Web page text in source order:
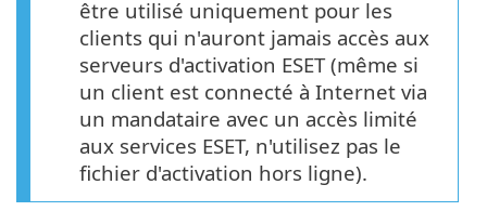
être utilisé uniquement pour les
clients qui n'auront jamais accès aux
serveurs d'activation ESET (même si
un client est connecté à Internet via
un mandataire avec un accès limité
aux services ESET, n'utilisez pas le
fichier d'activation hors ligne).